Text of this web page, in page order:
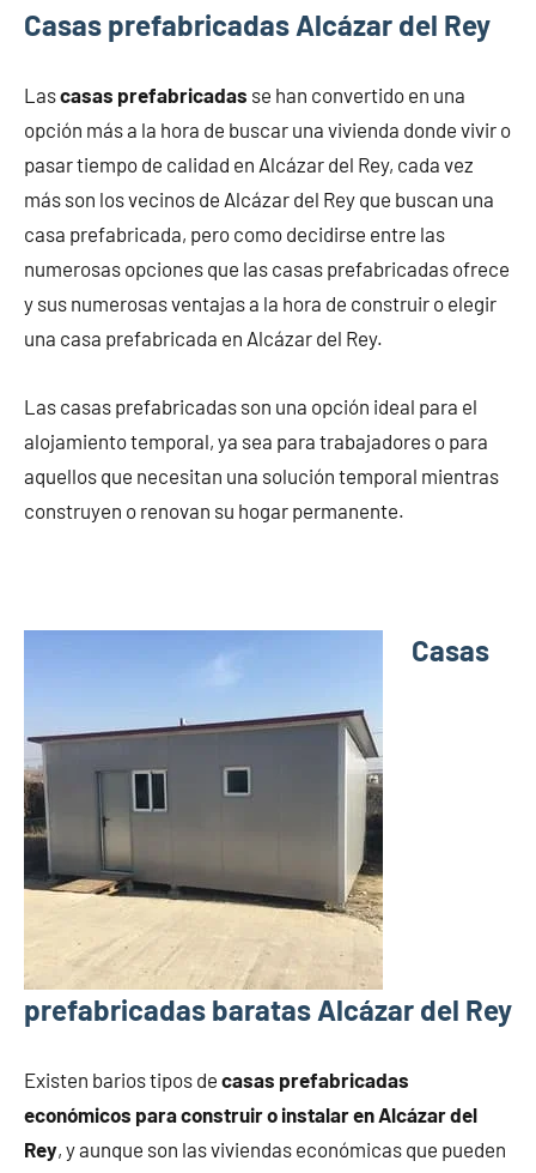
Casas prefabricadas Alcázar del Rey
Lascasas prefabricadas se han convertido en una
opción más a la hora de buscar una vivienda donde vivir o
pasar tiempo de calidad en Alcázar del Rey, cada vez
más son los vecinos de Alcázar del Rey que buscan una
casa prefabricada, pero como decidirse entre las
numerosas opciones que las casas prefabricadas ofrece
y sus numerosas ventajas a la hora de construir o elegir
una casa prefabricada en Alcázar del Rey.
Las casas prefabricadas son una opción ideal para el
alojamiento temporal, ya sea para trabajadores o para
aquellos que necesitan una solución temporal mientras
construyen o renovan su hogar permanente.
Casas
prefabricadas baratas Alcázar del Rey
Existen barios tipos de casas prefabricadas
económicos para construir o instalar en Alcázar del
Rey, y aunque son las viviendas económicas que pueden